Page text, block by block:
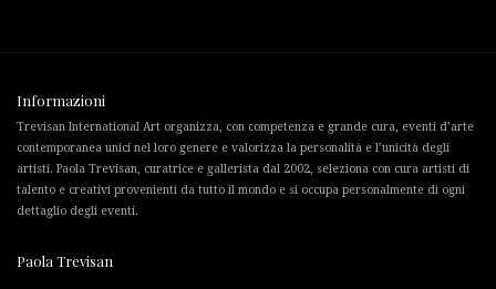
Informazioni
Trevisan International Art organizza, con competenza e grande cura, eventi d’arte
contemporanea unici nel loro genere e valorizza la personalità e l’unicità degli
artisti. Paola Trevisan, curatrice e gallerista dal 2002, seleziona con cura artisti di
talento e creativi provenienti da tutto il mondo e si occupa personalmente di ogni
dettaglio degli eventi.
Paola Trevisan